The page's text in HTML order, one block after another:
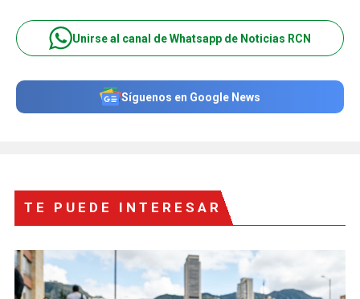
Unirse al canal de Whatsapp de Noticias RCN
Síguenos en Google News
TE PUEDE INTERESAR